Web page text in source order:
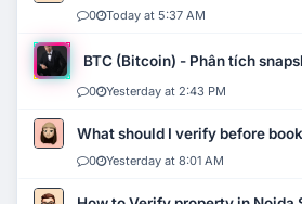
0 Today at 5:37 AM
BTC (Bitcoin) - Phân tích
0 Yesterday at 2:43 PM
What should I verify before
0 Yesterday at 8:01 AM